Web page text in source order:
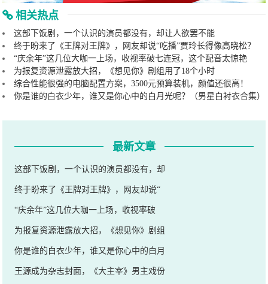
相关热点
这部下饭剧，一个认识的演员都没有，却让人欲罢不能
终于盼来了《王牌对王牌》，网友却说“吃播”贾玲长得像高晓松？
“庆余年”这几位大咖一上场，收视率破七连冠，这个配音太惊艳
为报复资源泄露放大招，《想见你》剧组用了18个小时
综合性能很强的电脑配置方案，3500元预算装机，颜值还很高！
你是谁的白衣少年，谁又是你心中的白月光呢？（男星白衬衣合集）
最新文章
这部下饭剧，一个认识的演员都没有，却
终于盼来了《王牌对王牌》，网友却说“
“庆余年”这几位大咖一上场，收视率破
为报复资源泄露放大招，《想见你》剧组
你是谁的白衣少年，谁又是你心中的白月
王源成为杂志封面，《大主宰》男主戏份